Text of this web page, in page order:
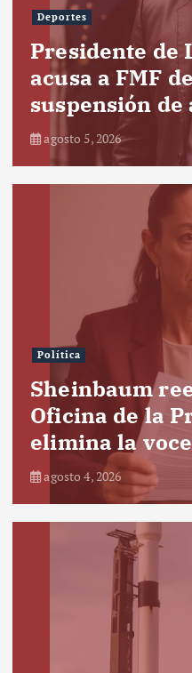
Deportes
Presidente de
acusa a FMF
suspensión de
agosto 5, 2026
Política
Sheinbaum
Oficina de la
elimina la
agosto 4, 2026